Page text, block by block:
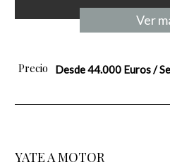
Ver
Precio Desde 44.000 Euros /
YATE A MOTOR